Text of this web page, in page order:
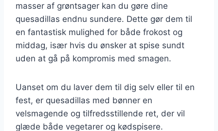
masser af grøntsager kan du gøre dine
quesadillas endnu sundere. Dette gør dem til
en fantastisk mulighed for både frokost og
middag, især hvis du ønsker at spise sundt
uden at gå på kompromis med smagen.
Uanset om du laver dem til dig selv eller til en
fest, er quesadillas med bønner en
velsmagende og tilfredsstillende ret, der vil
glæde både vegetarer og kødspisere.